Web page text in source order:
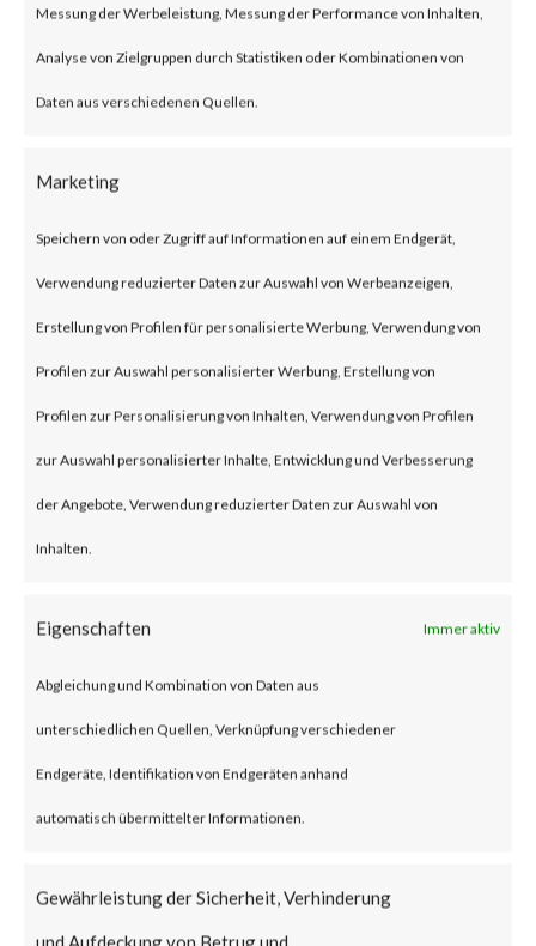
Messung der Werbeleistung, Messung der Performance von Inhalten,
Analyse von Zielgruppen durch Statistiken oder Kombinationen von
Daten aus verschiedenen Quellen.
Marketing
Speichern von oder Zugriff auf Informationen auf einem Endgerät,
Verwendung reduzierter Daten zur Auswahl von Werbeanzeigen,
Erstellung von Profilen für personalisierte Werbung, Verwendung von
Profilen zur Auswahl personalisierter Werbung, Erstellung von
Profilen zur Personalisierung von Inhalten, Verwendung von Profilen
zur Auswahl personalisierter Inhalte, Entwicklung und Verbesserung
der Angebote, Verwendung reduzierter Daten zur Auswahl von
Inhalten.
Eigenschaften Immer aktiv
Abgleichung und Kombination von Daten aus
unterschiedlichen Quellen, Verknüpfung verschiedener
Endgeräte, Identifikation von Endgeräten anhand
automatisch übermittelter Informationen.
Gewährleistung der Sicherheit, Verhinderung
generation measurement and
monitoring device developed by
Contec.
What is the Attack?
CVE-2022-29303 is a command
injection vulnerability in
SolarView Compact that allows
attackers to steal or modify
information, destroy the
system, or execute malicious
programs by entering
commands from the test email
injection vulnerability in
SolarView Compat that allows
attackers to steal or modify
information, destroy the
programs by entering